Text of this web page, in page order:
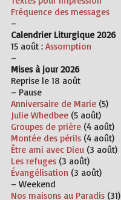
Fréquence des messages
–
Calendrier Liturgique 2026
15 août : Assomption
–
Mises à jour 2026
Reprise le 18 août
– Pause
Anniversaire de Marie(5)
Julie Whedbee(5 août)
Groupes de prière(4 août)
Montée des périls(4 août)
Être ami avec Dieu (3 août)
Les refuges(3 août)
Évangélisation (3 août)
– Weekend
Nos maisons au Paradis(31)